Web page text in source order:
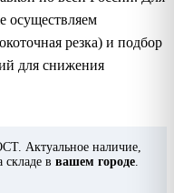
осуществляем
резка) и подбор
для снижения
Актуальное наличие,
складе в вашем городе